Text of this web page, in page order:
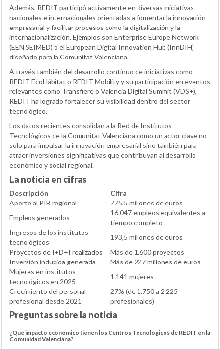
Además, REDIT participó activamente en diversas iniciativas
nacionales e internacionales orientadas a fomentar la innovación
empresarial y facilitar procesos como la digitalización y la
internacionalización. Ejemplos son Enterprise Europe Network
(EEN SEIMED) o el European Digital Innovation Hub (InnDIH)
diseñado para la Comunitat Valenciana.
A través también del desarrollo continuo de iniciativas como
REDIT EcoHábitat o REDIT Mobility y su participación en eventos
relevantes como Transfiere o Valencia Digital Summit (VDS+),
REDIT ha logrado fortalecer su visibilidad dentro del sector
tecnológico.
Los datos recientes consolidan a la Red de Institutos
Tecnológicos de la Comunitat Valenciana como un actor clave no
solo para impulsar la innovación empresarial sino también para
atraer inversiones significativas que contribuyan al desarrollo
económico y social regional.
La noticia en cifras
Descripción
Cifra
Aporte al PIB regional
775,5 millones de euros
Empleos generados
16.047 empleos equivalentes a
tiempo completo
Ingresos de los institutos
tecnológicos
193,5 millones de euros
Proyectos de I+D+I realizados
Más de 1.600 proyectos
Inversión inducida generada
Más de 227 millones de euros
Mujeres en institutos
tecnológicos en 2025
1.141 mujeres
Crecimiento del personal
profesional desde 2021
27% (de 1.750 a 2.225
profesionales)
Preguntas sobre la noticia
¿Qué impacto económico tienen los Centros Tecnológicos de REDIT en la
Comunidad Valenciana?